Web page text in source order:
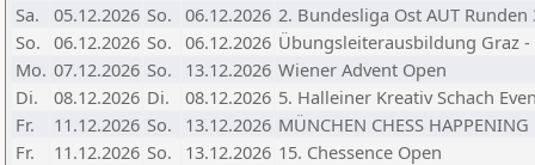
Sa.
05.12.2026 So. 06.12.2026 2. Bundesliga Ost AUT Runden
So. 06.12.2026 So. 06.12.2026 Übungsleiterausbildung Graz -
Mo. 07.12.2026 So. 13.12.2026 Wiener Advent Open
Di.
08.12.2026 Di. 08.12.2026 5. Halleiner Kreativ Schach
Fr.
11.12.2026 So. 13.12.2026 MÜNCHEN CHESS HAPPENING
Fr.
11.12.2026 So. 13.12.2026 15. Chessence Open